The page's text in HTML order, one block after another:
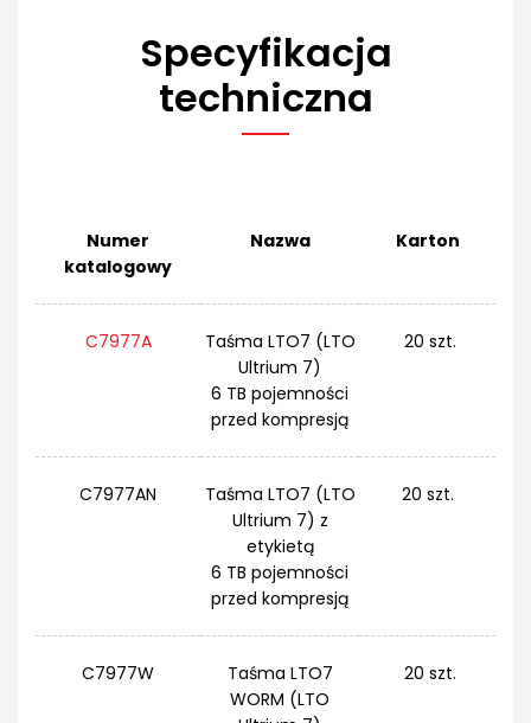
Specyfikacja
techniczna
Numer
katalogowy
Nazwa Karton
C7977A
Taśma LTO7 (LTO
Ultrium 7)
6 TB pojemności
przed kompresją
20 szt.
C7977AN
Taśma LTO7 (LTO
Ultrium 7) z
etykietą
6 TB pojemności
przed kompresją
20 szt.
C7977W
Taśma LTO7
WORM (LTO
20 szt.